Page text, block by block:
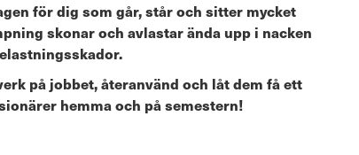
för dig som går, står och sitter mycket
skonar och avlastar ända upp i nacken
på jobbet, återanvänd och låt dem få ett
hemma och på semestern!